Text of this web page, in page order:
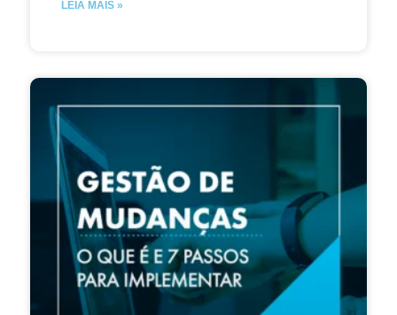
LEIA MAIS »